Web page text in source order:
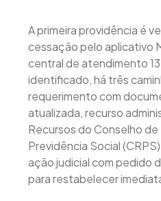
A primeira providência é
cessação pelo aplicativo
central de atendimento
identificado, há três
requerimento com
atualizada, recurso
Recursos do Conselho de
Previdência Social
ação judicial com pedido
para restabelecer